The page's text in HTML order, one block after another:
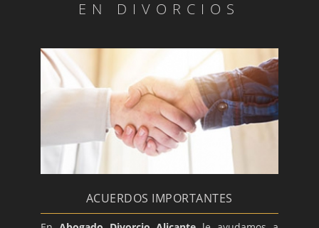
EN DIVORCIOS
ACUERDOS IMPORTANTES